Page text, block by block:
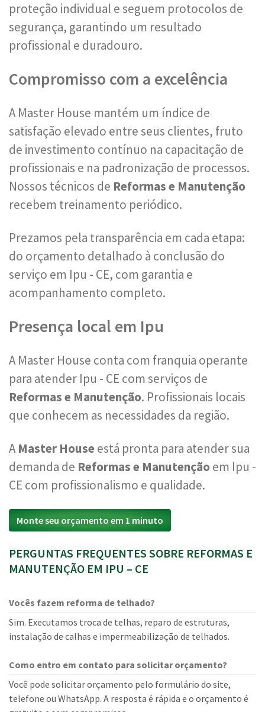
proteção individual e seguem protocolos de
segurança, garantindo um resultado
profissional e duradouro.
Compromisso com a excelência
A Master House mantém um índice de
satisfação elevado entre seus clientes, fruto
de investimento contínuo na capacitação de
profissionais e na padronização de processos.
Nossos técnicos de Reformas e Manutenção
recebem treinamento periódico.
Prezamos pela transparência em cada etapa:
do orçamento detalhado à conclusão do
serviço em Ipu - CE, com garantia e
acompanhamento completo.
Presença local em Ipu
A Master House conta com franquia operante
para atender Ipu - CE com serviços de
Reformas e Manutenção. Profissionais locais
que conhecem as necessidades da região.
AMaster House está pronta para atender sua
demanda de Reformas e Manutenção em Ipu -
CE com profissionalismo e qualidade.
Monte seu orçamento em 1 minuto
PERGUNTAS FREQUENTES SOBRE REFORMAS E
MANUTENÇÃO EM IPU – CE
Vocês fazem reforma de telhado?
Sim. Executamos troca de telhas, reparo de estruturas,
instalação de calhas e impermeabilização de telhados.
Como entro em contato para solicitar orçamento?
Você pode solicitar orçamento pelo formulário do site,
telefone ou WhatsApp. A resposta é rápida e o orçamento é